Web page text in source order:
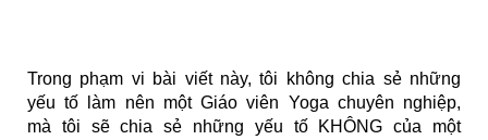
Trong phạm vi bài viết này, tôi không chia sẻ những
yếu tố làm nên một Giáo viên Yoga chuyên nghiệp,
mà tôi sẽ chia sẻ những yếu tố KHÔNG của một